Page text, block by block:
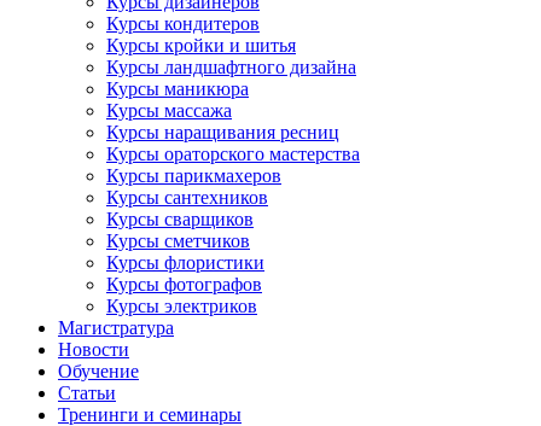
Курсы кондитеров
Курсы кройки и шитья
Курсы ландшафтного дизайна
Курсы маникюра
Курсы массажа
Курсы наращивания ресниц
Курсы ораторского мастерства
Курсы парикмахеров
Курсы сантехников
Курсы сварщиков
Курсы сметчиков
Курсы флористики
Курсы фотографов
Курсы электриков
Магистратура
Новости
Обучение
Статьи
Тренинги и семинары